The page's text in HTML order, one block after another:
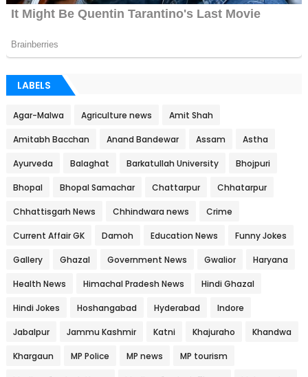
LABELS
Agar-Malwa Agriculture news Amit Shah
Amitabh Bacchan Anand Bandewar Assam Astha
Ayurveda Balaghat Barkatullah University Bhojpuri
Bhopal Bhopal Samachar Chattarpur Chhatarpur
Chhattisgarh News Chhindwara news Crime
Current Affair GK Damoh Education News Funny Jokes
Gallery Ghazal Government News Gwalior Haryana
Health News Himachal Pradesh News Hindi Ghazal
Hindi Jokes Hoshangabad Hyderabad Indore
Jabalpur Jammu Kashmir Katni Khajuraho Khandwa
Khargaun MP Police MP news MP tourism